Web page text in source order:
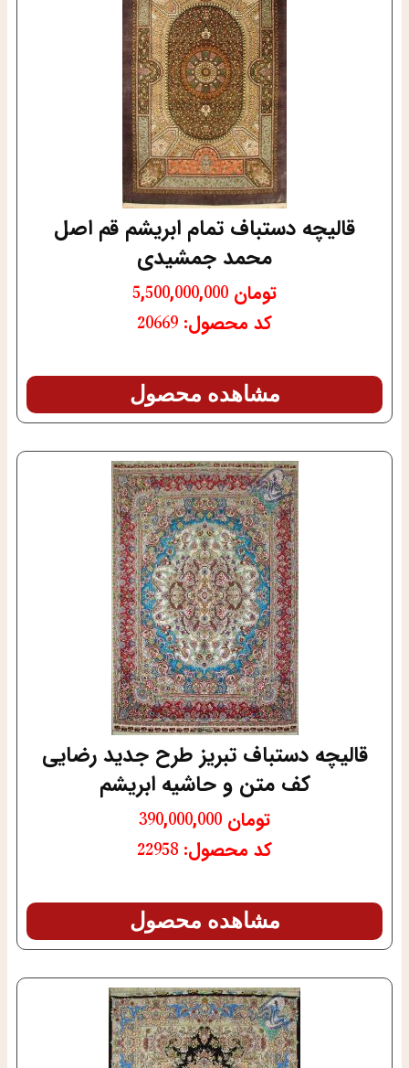
قالیچه دستباف تمام ابریشم قم اصل
محمد جمشیدی
تومان
کد محصول: 20669
مشاهده محصول
قالیچه دستباف تبریز طرح جدید رضایی
کف متن و حاشیه ابریشم
تومان
کد محصول: 22958
مشاهده محصول